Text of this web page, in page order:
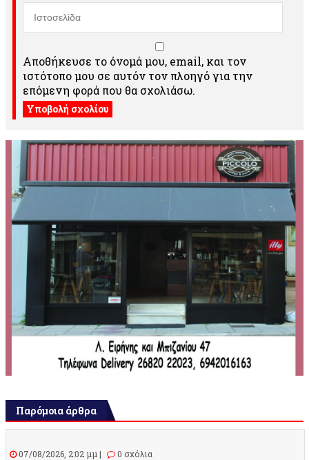
Αποθήκευσε το όνομά μου, email, και τον
ιστότοπο μου σε αυτόν τον πλοηγό για την
επόμενη φορά που θα σχολιάσω.
Παρόμοια άρθρα
07/08/2026, 2:02 μμ | 0 σχόλια